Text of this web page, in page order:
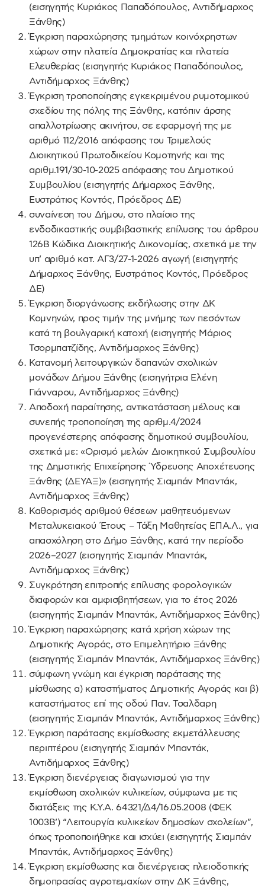
(εισηγητής Κυριάκος Παπαδόπουλος, Αντιδήμαρχος
Ξάνθης)
Έγκριση παραχώρησης τμημάτων κοινόχρηστων
χώρων στην πλατεία Δημοκρατίας και πλατεία
Ελευθερίας (εισηγητής Κυριάκος Παπαδόπουλος,
Αντιδήμαρχος Ξάνθης)
Έγκριση τροποποίησης εγκεκριμένου ρυμοτομικού
σχεδίου της πόλης της Ξάνθης, κατόπιν άρσης
απαλλοτρίωσης ακινήτου, σε εφαρμογή της με
αριθμό 112/2016 απόφασης του Τριμελούς
Διοικητικού Πρωτοδικείου Κομοτηνής και της
αριθμ.191/30-10-2025 απόφασης του Δημοτικού
Συμβουλίου (εισηγητής Δήμαρχος Ξάνθης,
Ευστράτιος Κοντός, Πρόεδρος ΔΕ)
συναίνεση του Δήμου, στο πλαίσιο της
ενδοδικαστικής συμβιβαστικής επίλυσης του άρθρου
126Β Κώδικα Διοικητικής Δικονομίας, σχετικά με την
υπ’ αριθμό κατ. AΓ3/27-1-2026 αγωγή (εισηγητής
Δήμαρχος Ξάνθης, Ευστράτιος Κοντός, Πρόεδρος
ΔΕ)
Έγκριση διοργάνωσης εκδήλωσης στην ΔΚ
Κομνηνών, προς τιμήν της μνήμης των πεσόντων
κατά τη βουλγαρική κατοχή (εισηγητής Μάριος
Τσορμπατζίδης, Αντιδήμαρχος Ξάνθης)
Κατανομή λειτουργικών δαπανών σχολικών
μονάδων Δήμου Ξάνθης (εισηγήτρια Ελένη
Γιάνναρου, Αντιδήμαρχος Ξάνθης)
Αποδοχή παραίτησης, αντικατάσταση μέλους και
συνεπής τροποποίηση της αριθμ.4/2024
προγενέστερης απόφασης δημοτικού συμβουλίου,
σχετικά με: «Ορισμό μελών Διοικητικού Συμβουλίου
της Δημοτικής Επιχείρησης Ύδρευσης Αποχέτευσης
Ξάνθης (ΔΕΥΑΞ)» (εισηγητής Σιαμπάν Μπαντάκ,
Αντιδήμαρχος Ξάνθης)
Καθορισμός αριθμού θέσεων μαθητευόμενων
Μεταλυκειακού Έτους – Τάξη Μαθητείας ΕΠΑ.Λ., για
απασχόληση στο Δήμο Ξάνθης, κατά την περίοδο
2026–2027 (εισηγητής Σιαμπάν Μπαντάκ,
Αντιδήμαρχος Ξάνθης)
Συγκρότηση επιτροπής επίλυσης φορολογικών
διαφορών και αμφισβητήσεων, για το έτος 2026
(εισηγητής Σιαμπάν Μπαντάκ, Αντιδήμαρχος Ξάνθης)
Έγκριση παραχώρησης κατά χρήση χώρων της
Δημοτικής Αγοράς, στο Επιμελητήριο Ξάνθης
(εισηγητής Σιαμπάν Μπαντάκ, Αντιδήμαρχος Ξάνθης)
σύμφωνη γνώμη και έγκριση παράτασης της
μίσθωσης α) καταστήματος Δημοτικής Αγοράς και β)
καταστήματος επί της οδού Παν. Τσαλδαρη
(εισηγητής Σιαμπάν Μπαντάκ, Αντιδήμαρχος Ξάνθης)
Έγκριση παράτασης εκμίσθωσης εκμετάλλευσης
περιπτέρου (εισηγητής Σιαμπάν Μπαντάκ,
Αντιδήμαρχος Ξάνθης)
Έγκριση διενέργειας διαγωνισμού για την
εκμίσθωση σχολικών κυλικείων, σύμφωνα με τις
διατάξεις της Κ.Υ.Α. 64321/Δ4/16.05.2008 (ΦΕΚ
1003Β’) “Λειτουργία κυλικείων δημοσίων σχολείων”,
όπως τροποποιήθηκε και ισχύει (εισηγητής Σιαμπάν
Μπαντάκ, Αντιδήμαρχος Ξάνθης)
Έγκριση εκμίσθωσης και διενέργειας πλειοδοτικής
δημοπρασίας αγροτεμαχίων στην ΔΚ Ξάνθης,